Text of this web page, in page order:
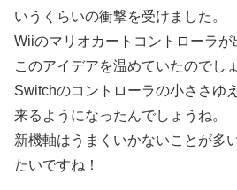
いうくらいの衝撃を受けました。
Wiiのマリオカートコントローラ
このアイデアを温めていたのでし
Switchのコントローラの小ささゆ
来るようになったんでしょうね。
新機軸はうまくいかないことが多
たいですね！